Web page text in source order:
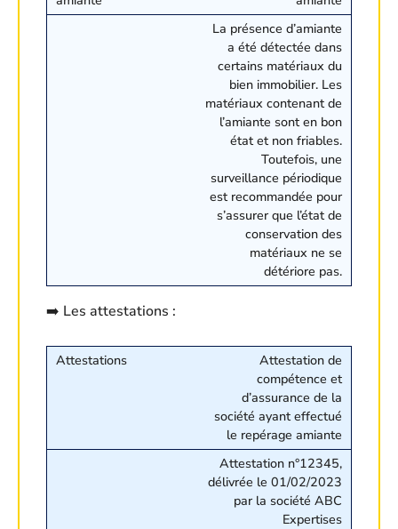
La présence d’amiante
a été détectée dans
certains matériaux du
bien immobilier. Les
matériaux contenant de
l’amiante sont en bon
état et non friables.
Toutefois, une
surveillance périodique
est recommandée pour
s’assurer que l’état de
conservation des
matériaux ne se
détériore pas.
➡️ Les attestations :
Attestation de
compétence et
d’assurance de la
société ayant effectué
le repérage amiante
Attestation n°12345,
délivrée le 01/02/2023
par la société ABC
Expertises